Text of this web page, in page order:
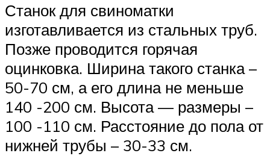
Станок для свиноматки
изготавливается из стальных труб.
Позже проводится горячая
оцинковка. Ширина такого станка –
50-70 см, а его длина не меньше
140 -200 см. Высота — размеры –
100 -110 см. Расстояние до пола от
нижней трубы – 30-33 см.